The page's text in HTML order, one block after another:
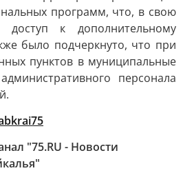
программ, что, в свою
доступ к дополнительному
было подчеркнуто, что при
пунктов в муниципальные
персонала
"75.RU - Новости